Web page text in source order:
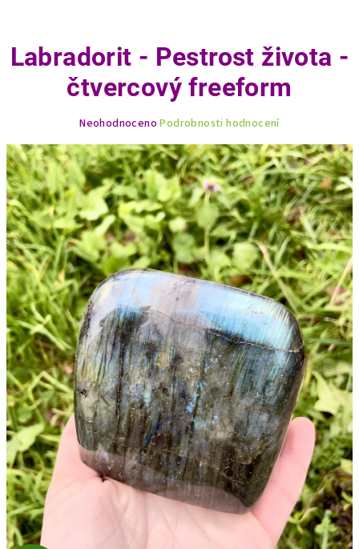
Labradorit - Pestrost života -
čtvercový freeform
produktu
je
0,0
z
5
hvězdiček.
Neohodnoceno Podrobnosti hodnocení